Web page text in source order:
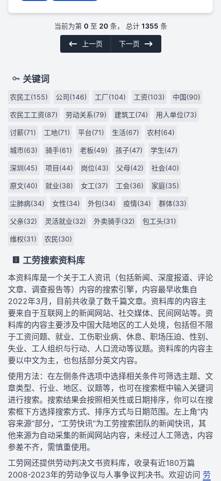
当前为第 0至 20条， 总计 1355 条
上一页 下一页
关键词
农民工(155) 公司(146) 工厂(104) 工资(103) 中国(90)
农民工工资(87) 劳动关系(79) 建筑工(74) 用人单位(73)
讨薪(71) 工地(71) 平台(71) 生活(67) 农村(64)
城市(63) 骑手(61) 老板(49) 孩子(47) 学生(47)
深圳(45) 项目(44) 岗位(43) 父母(42) 社会(40)
原文(40) 就业(38) 女工(37) 工会(36) 家庭(35)
尘肺病(34) 女性(34) 外包(34) 疫情(34) 群体(33)
父亲(32) 灵活就业(32) 外卖骑手(32) 包工头(31)
维权(31) 农民(30)
工劳搜索资料库
本资料库是一个关于工人资讯（包括新闻、深度报道、评论
文章、调查报告等）内容的搜索引擎，内容最早收集自
2022年3月，目前共收录了数千篇文章。资料库的内容主
要来自于互联网上的新闻网站、社交媒体、民间网站等。资
料库的内容主要涉及中国大陆地区的工人处境，包括但不限
于工资问题、就业、工伤职业病、休息、职场压迫、性别、
失业、工人组织与行动、人口流动等议题。资料库的内容主
要以中文为主，也包括部分英文内容。
使用方法：在左侧条件选项中选择相关条件可筛选主题、文
章类型、行业、地区、议题等，也可在搜索框中输入关键词
进行搜索。搜索结果会按照相关性或日期排序，你可以在搜
索框下方选择搜索方式、排序方式与日期范围。左上角“内
容来源”部分，“工劳快讯”为工劳搜索团队的新闻快讯，其
他来源为自动采集的新闻网站内容，未经过人工筛选，内容
参差不齐，需慎重使用。
工劳网还提供劳动判决文书资料库，收录有近180万篇
2008-2023年的劳动争议与人事争议判决书。欢迎访问 劳